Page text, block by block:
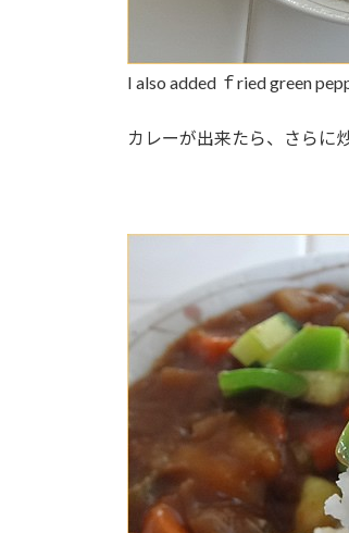
I also added ｆried green
カレーが出来たら、さらに